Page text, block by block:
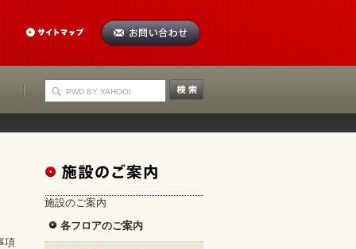
項
施設のご案内
各フロアのご案内